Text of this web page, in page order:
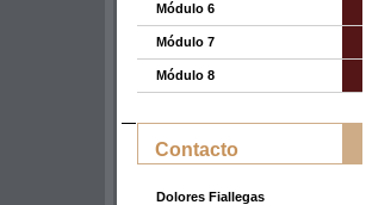
Módulo 6
Módulo 7
Módulo 8
Contacto
Dolores Fiallegas